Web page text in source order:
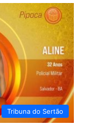
Tribuna do Sertão